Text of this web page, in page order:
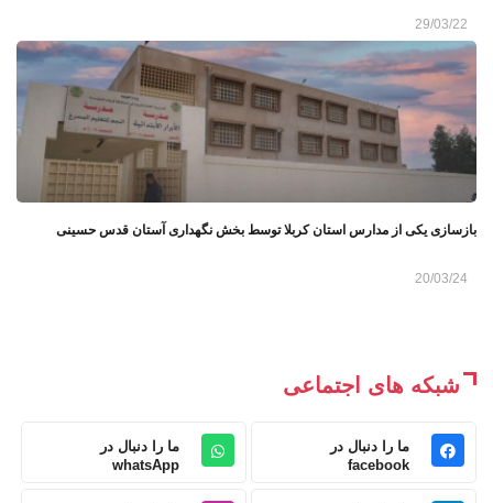
29/03/22
بازسازی یکی از مدارس استان کربلا توسط بخش نگهداری آستان قدس حسینی
20/03/24
شبکه های اجتماعی
ما را دنبال در
facebook
ما را دنبال در
whatsApp